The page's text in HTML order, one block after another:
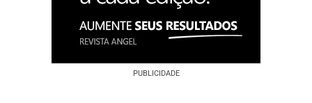
PUBLICIDADE